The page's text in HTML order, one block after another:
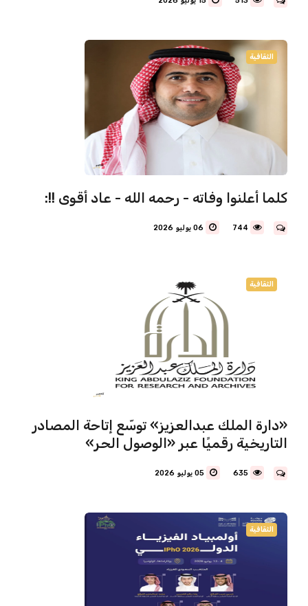
الثقافية
كلما أعلنوا وفاته - رحمه الله - عاد أقوى !!:
744 06 يوليو 2026
الثقافية
«دارة الملك عبدالعزيز» توسّع إتاحة المصادر
التاريخية رقميًا عبر «الوصول الحر»
635 05 يوليو 2026
الثقافية